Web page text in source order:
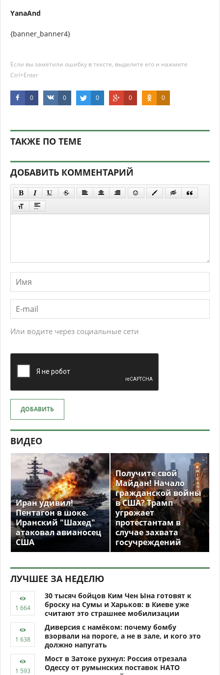
YanaAnd
{banner_banner4}
Если вы заметили ошибку в тексте, выделите его и нажмите
Ctrl+Enter
0 0 0 0 0
ТАКЖЕ ПО ТЕМЕ
ДОБАВИТЬ КОММЕНТАРИЙ
Или водите через социальные сети
ДОБАВИТЬ
ВИДЕО
Иран удивил!
Пентагон в шоке.
Иранский "Шахед"
атаковал авианосец
США
Получите свой
Майдан! Начало
гражданской войны
в США? Трамп
угрожает
протестантам в
случае захвата
госучреждений
ЛУЧШЕЕ ЗА НЕДЕЛЮ
30 тысяч бойцов Ким Чен Ына готовят к
броску на Сумы и Харьков: в Киеве уже
считают это страшнее мобилизации
Диверсия с намёком: почему бомбу
взорвали на пороге, а не в зале, и кого это
должно напугать
Мост в Затоке рухнул: Россия отрезала
Одессу от румынских поставок НАТО